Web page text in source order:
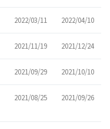
2022/03/11 2022/04/10
2021/11/19 2021/12/24
2021/09/29 2021/10/10
2021/08/25 2021/09/26